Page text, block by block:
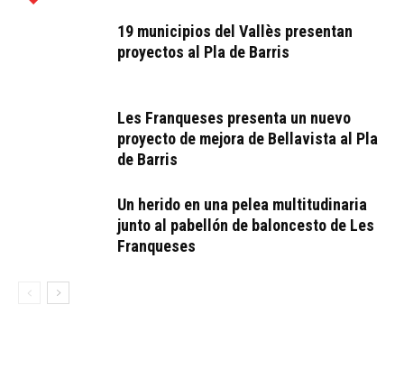
19 municipios del Vallès presentan
proyectos al Pla de Barris
Les Franqueses presenta un nuevo
proyecto de mejora de Bellavista al Pla
de Barris
Un herido en una pelea multitudinaria
junto al pabellón de baloncesto de Les
Franqueses